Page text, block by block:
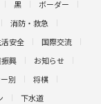
黒 ボーダー
消防・救急
活安全 国際交流
興 お知らせ
別 将棋
下水道